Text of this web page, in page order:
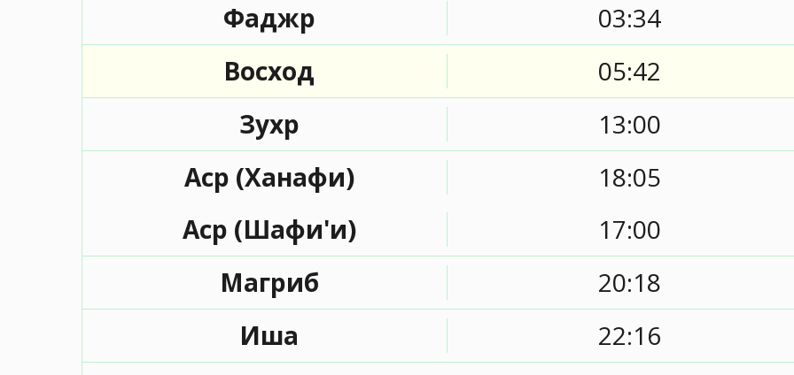
Фаджр
03:34
Восход
05:42
Зухр
13:00
Аср (Ханафи)
18:05
Аср (Шафи'и)
17:00
Магриб
20:18
Иша
22:16